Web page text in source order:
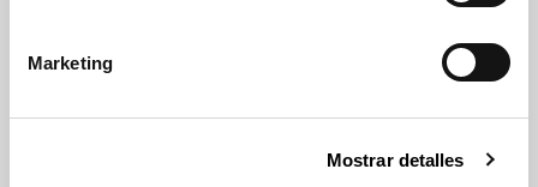
Marketing
Mostrar detalles